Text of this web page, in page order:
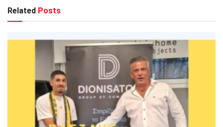
Related Posts